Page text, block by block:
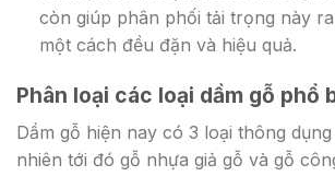
còn giúp phân phối tải trọng này
một cách đều đặn và hiệu quả.
Phân loại các loại dầm gỗ phổ
Dầm gỗ hiện nay có 3 loại thông
nhiên tới đó gỗ nhựa giả gỗ và gỗ